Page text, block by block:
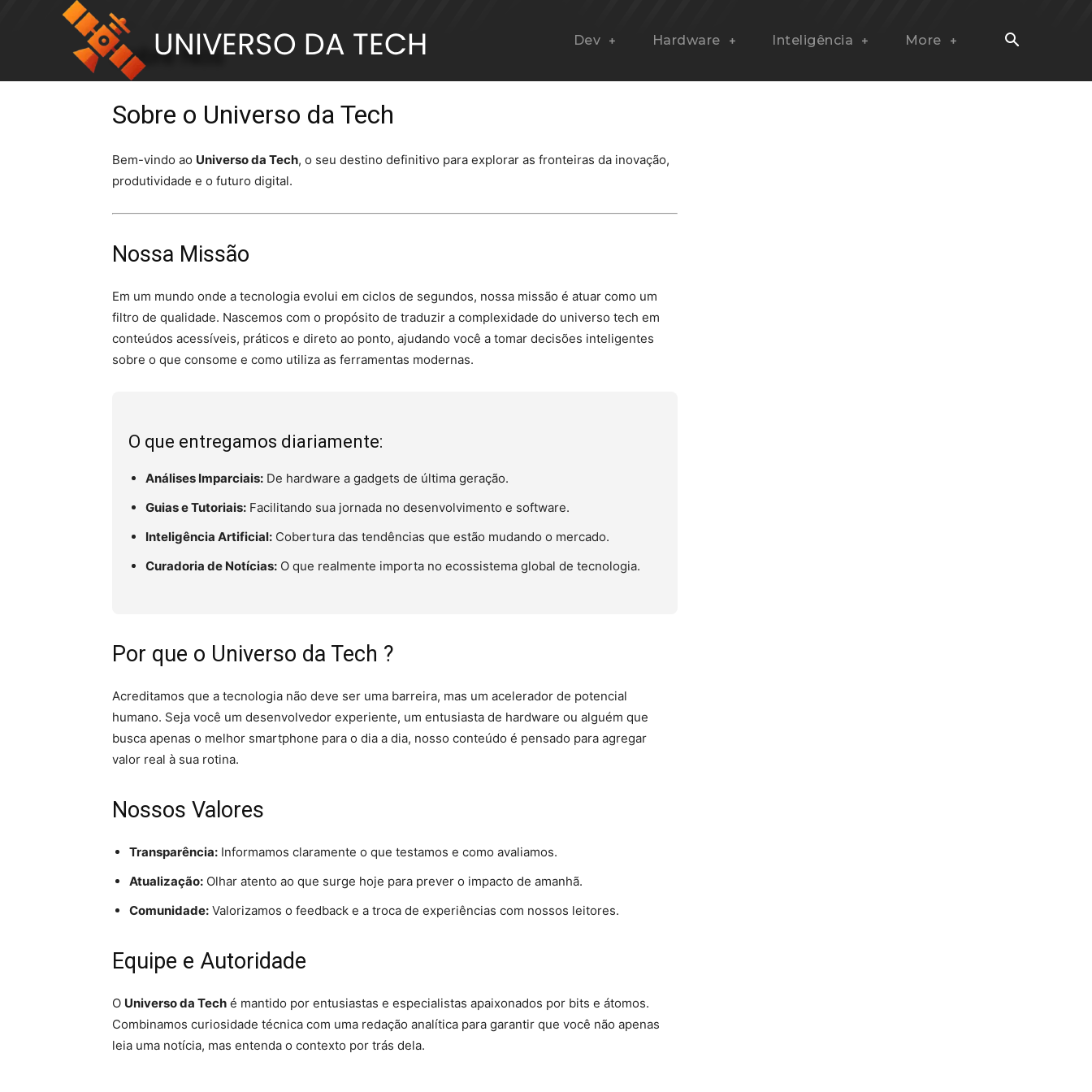
Dev Hardware Inteligência More
Início
Sobre Nós
Sobre o Universo da Tech
Bem-vindo ao Universo da Tech, o seu destino definitivo para explorar as fronteiras da inovação,
produtividade e o futuro digital.
Nossa Missão
Em um mundo onde a tecnologia evolui em ciclos de segundos, nossa missão é atuar como um
filtro de qualidade. Nascemos com o propósito de traduzir a complexidade do universo tech em
conteúdos acessíveis, práticos e direto ao ponto, ajudando você a tomar decisões inteligentes
sobre o que consome e como utiliza as ferramentas modernas.
O que entregamos diariamente:
Análises Imparciais: De hardware a gadgets de última geração.
Guias e Tutoriais: Facilitando sua jornada no desenvolvimento e software.
Inteligência Artificial: Cobertura das tendências que estão mudando o mercado.
Curadoria de Notícias: O que realmente importa no ecossistema global de tecnologia.
Por que o Universo da Tech ?
Acreditamos que a tecnologia não deve ser uma barreira, mas um acelerador de potencial
humano. Seja você um desenvolvedor experiente, um entusiasta de hardware ou alguém que
busca apenas o melhor smartphone para o dia a dia, nosso conteúdo é pensado para agregar
valor real à sua rotina.
Nossos Valores
Transparência: Informamos claramente o que testamos e como avaliamos.
Atualização: Olhar atento ao que surge hoje para prever o impacto de amanhã.
Comunidade: Valorizamos o feedback e a troca de experiências com nossos leitores.
Equipe e Autoridade
O Universo da Tech é mantido por entusiastas e especialistas apaixonados por bits e átomos.
Combinamos curiosidade técnica com uma redação analítica para garantir que você não apenas
leia uma notícia, mas entenda o contexto por trás dela.